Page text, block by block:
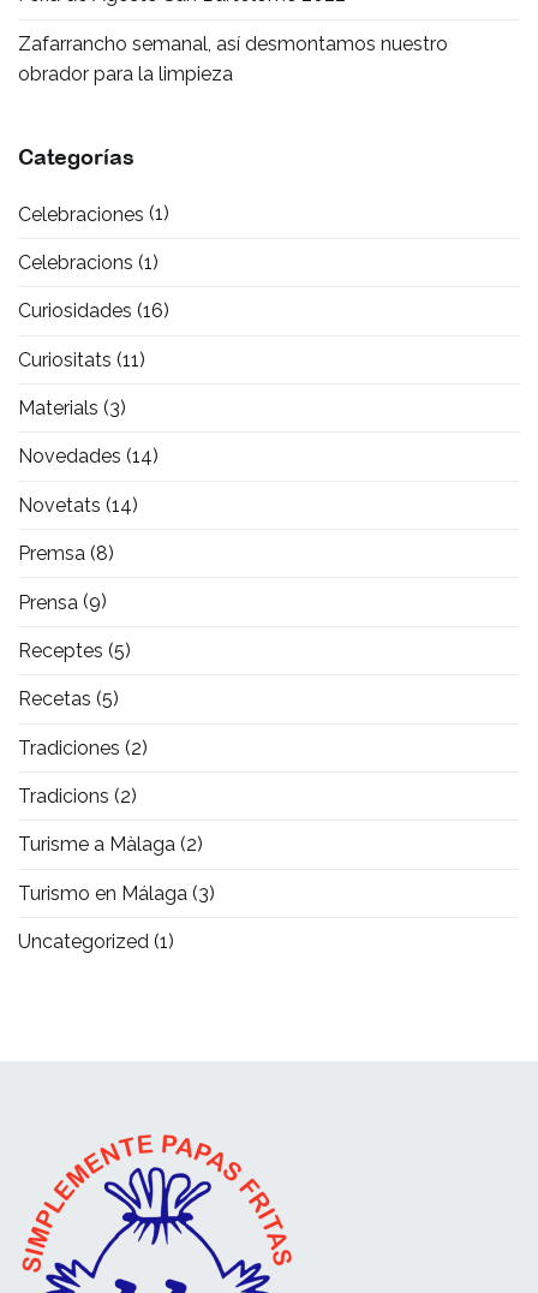
Zafarrancho semanal, así desmontamos nuestro
obrador para la limpieza
Categorías
Celebraciones (1)
Celebracions (1)
Curiosidades (16)
Curiositats (11)
Materials (3)
Novedades (14)
Novetats (14)
Premsa (8)
Prensa (9)
Receptes (5)
Recetas (5)
Tradiciones (2)
Tradicions (2)
Turisme a Màlaga (2)
Turismo en Málaga (3)
Uncategorized (1)